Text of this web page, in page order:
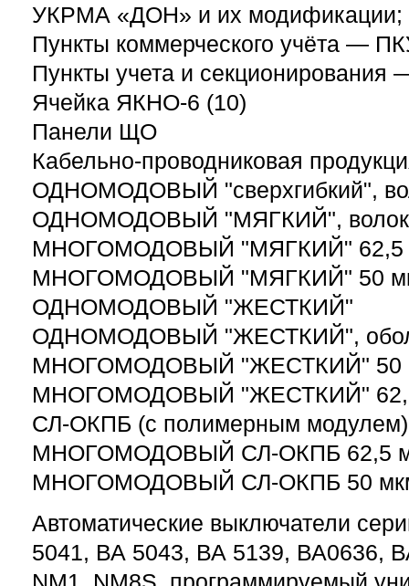
УКРМА «ДОН» и их модификации;
Пункты коммерческого учёта —
Пункты учета и
Ячейка ЯКНО-6 (10)
Панели ЩО
Кабельно-проводниковая
ОДНОМОДОВЫЙ "сверхгибкий",
ОДНОМОДОВЫЙ "МЯГКИЙ",
МНОГОМОДОВЫЙ "МЯГКИЙ" 62,5
МНОГОМОДОВЫЙ "МЯГКИЙ" 50
ОДНОМОДОВЫЙ "ЖЕСТКИЙ"
ОДНОМОДОВЫЙ "ЖЕСТКИЙ",
МНОГОМОДОВЫЙ "ЖЕСТКИЙ" 50
МНОГОМОДОВЫЙ "ЖЕСТКИЙ"
СЛ-ОКПБ (с полимерным модулем)
МНОГОМОДОВЫЙ СЛ-ОКПБ 62,5
МНОГОМОДОВЫЙ СЛ-ОКПБ 50
Автоматические выключатели
5041, ВА 5043, ВА 5139, ВА0636,